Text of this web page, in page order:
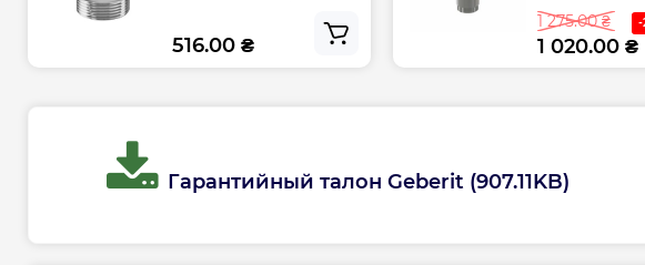
516.00 ₴
1 275.00 ₴ -
1 020.00 ₴
Гарантийный талон Geberit (907.11KB)